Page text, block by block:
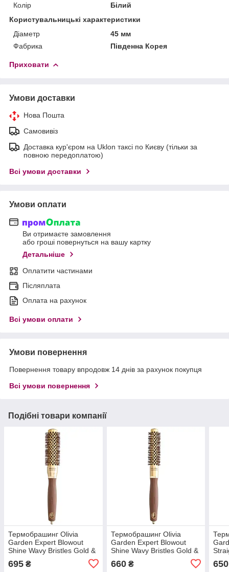
Колір
Білий
Користувальницькі характеристики
Діаметр
45 мм
Фабрика
Південна Корея
Приховати
Умови доставки
Нова Пошта
Самовивіз
Доставка кур'єром на Uklon таксі по Києву (тільки за
повною передоплатою)
Всі умови доставки
Умови оплати
Ви отримаєте замовлення
або гроші повернуться на вашу картку
Детальніше
Оплатити частинами
Післяплата
Оплата на рахунок
Всі умови оплати
Умови повернення
Повернення товару впродовж 14 днів за рахунок покупця
Всі умови повернення
Подібні товари компанії
Термобрашинг Olivia
Garden Expert Blowout
Shine Wavy Bristles Gold &
695 ₴
Термобрашинг Olivia
Garden Expert Blowout
Shine Wavy Bristles Gold &
660₴ 650